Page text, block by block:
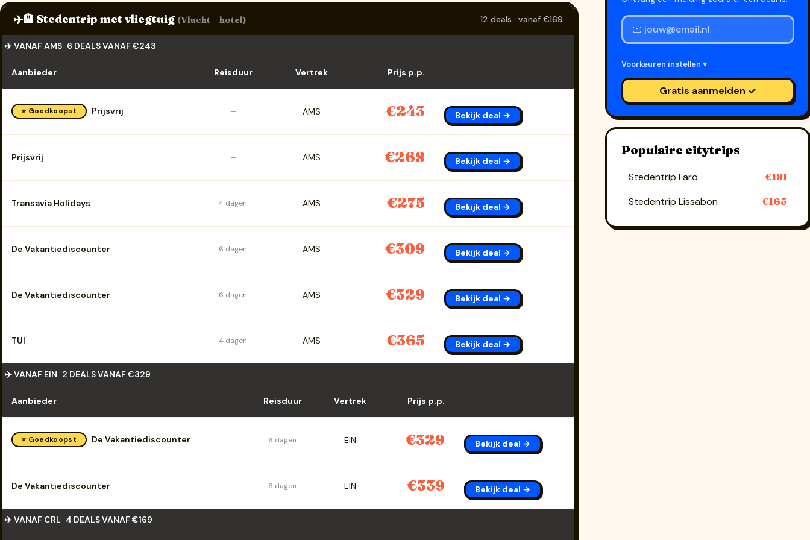
✈️🏨 Stedentrip met vliegtuig (Vlucht + hotel) 12 deals · vanaf €169
✈️ VANAF AMS 6 DEALS VANAF €243
Aanbieder Reisduur Vertrek Prijs p.p.
⭐ Goedkoopst Prijsvrij — AMS €243 Bekijk deal →
Prijsvrij — AMS €268 Bekijk deal →
Transavia Holidays 4 dagen AMS €275 Bekijk deal →
De Vakantiediscounter 6 dagen AMS €309 Bekijk deal →
De Vakantiediscounter 6 dagen AMS €329 Bekijk deal →
TUI 4 dagen AMS €365 Bekijk deal →
✈️ VANAF EIN 2 DEALS VANAF €329
Aanbieder Reisduur Vertrek Prijs p.p.
⭐ Goedkoopst De Vakantiediscounter 6 dagen EIN €329 Bekijk deal →
De Vakantiediscounter 6 dagen EIN €339 Bekijk deal →
✈️ VANAF CRL 4 DEALS VANAF €169
Voorkeuren instellen ▾
Gratis aanmelden ✓
Populaire citytrips
Stedentrip Faro €191
Stedentrip Lissabon €165